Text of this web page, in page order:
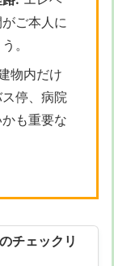
ご本人に
。
物内だけ
停、病院
も重要な
チェックリ